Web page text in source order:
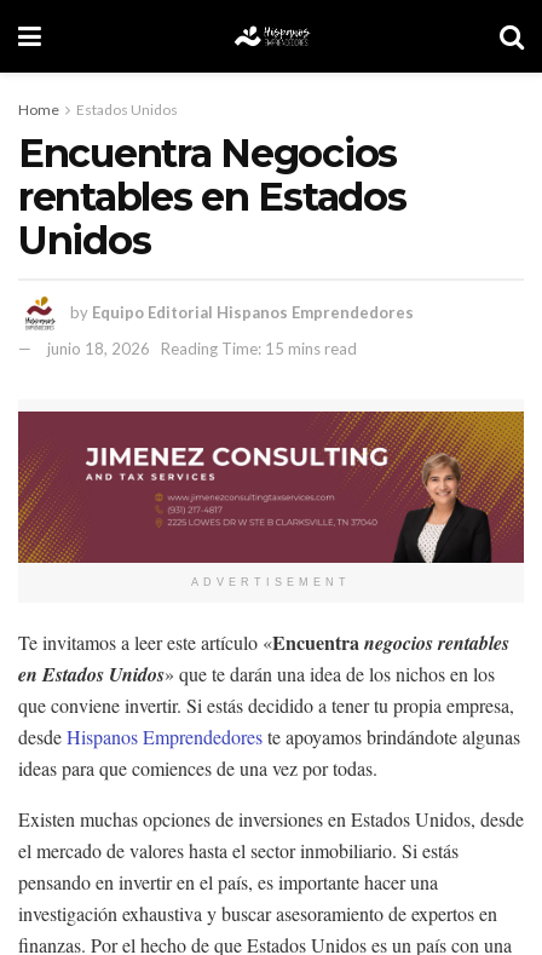
Home Estados Unidos
Encuentra Negocios
rentables en Estados
Unidos
by Equipo Editorial Hispanos Emprendedores
junio 18, 2026
Reading Time: 15 mins read
ADVERTISEMENT
Te invitamos a leer este artículo «Encuentranegocios rentables
en Estados Unidos» que te darán una idea de los nichos en los
que conviene invertir. Si estás decidido a tener tu propia empresa,
desdeHispanos Emprendedoreste apoyamos brindándote algunas
ideas para que comiences de una vez por todas.
Existen muchas opciones de inversiones en Estados Unidos, desde
el mercado de valores hasta el sector inmobiliario. Si estás
pensando en invertir en el país, es importante hacer una
investigación exhaustiva y buscar asesoramiento de expertos en
finanzas. Por el hecho de que Estados Unidos es un país con una